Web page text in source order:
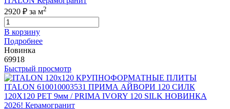
2920 ₽ за м2
В корзину
Подробнее
Новинка
69918
Быстрый просмотр